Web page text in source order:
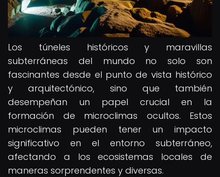
Los túneles históricos y maravillas
subterráneas del mundo no solo son
fascinantes desde el punto de vista histórico
y arquitectónico, sino que también
desempeñan un papel crucial en la
formación de microclimas ocultos. Estos
microclimas pueden tener un impacto
significativo en el entorno subterráneo,
afectando a los ecosistemas locales de
maneras sorprendentes y diversas.